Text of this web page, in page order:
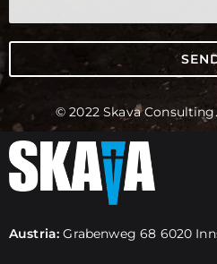
© 2022 Skava
Austria: Grabenweg 68 6020